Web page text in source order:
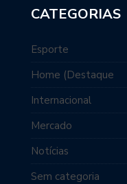
CATEGORIAS
Esporte
Home (Destaque
Internacional
Mercado
Notícias
Sem categoria